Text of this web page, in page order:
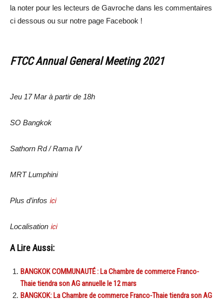
la noter pour les lecteurs de Gavroche dans les commentaires
ci dessous ou sur notre page Facebook !
FTCC Annual General Meeting 2021
Jeu 17 Mar à partir de 18h
SO Bangkok
Sathorn Rd / Rama IV
MRT Lumphini
Plus d’infos ici
Localisation ici
A Lire Aussi:
BANGKOK COMMUNAUTÉ : La Chambre de commerce Franco-
Thaie tiendra son AG annuelle le 12 mars
BANGKOK: La Chambre de commerce Franco-Thaie tiendra son AG